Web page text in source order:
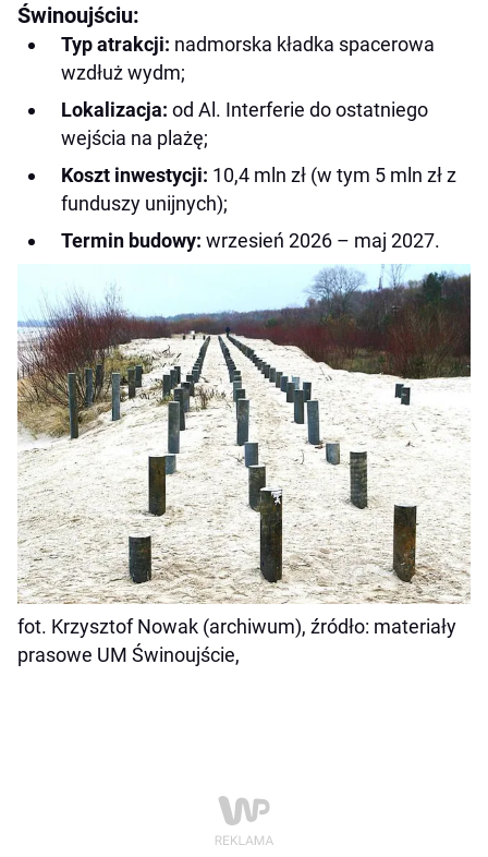
Świnoujściu:
Typ atrakcji: nadmorska kładka spacerowa
wzdłuż wydm;
Lokalizacja: od Al. Interferie do ostatniego
wejścia na plażę;
Koszt inwestycji: 10,4 mln zł (w tym 5 mln zł z
funduszy unijnych);
Termin budowy: wrzesień 2026 – maj 2027.
fot. Krzysztof Nowak (archiwum), źródło: materiały
prasowe UM Świnoujście,